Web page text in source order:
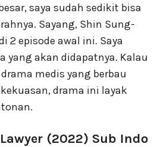
saya sudah sedikit bisa
Sayang, Shin Sung-
2 episode awal ini. Saya
yang akan didapatnya. Kalau
medis yang berbau
drama ini layak
(2022) Sub Indo